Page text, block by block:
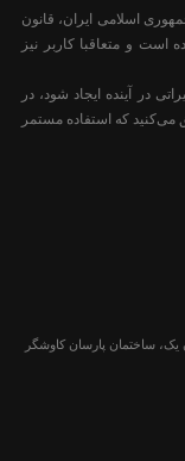
اسلامی ایران، قانون
و متعاقبا کاربر نیز
در آینده ایجاد شود، در
که استفاده مستمر
ساختمان پارسان کاوشگر